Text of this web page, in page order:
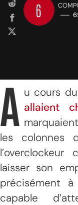
6
——
A u cours
allaient
les colonnes
laisser son
précisément
capable